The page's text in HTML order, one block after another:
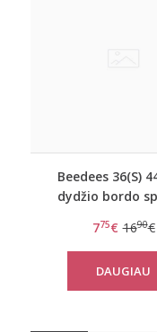
Beedees 36(S)
dydžio bordo
BeeCasual IA
775€ 1690€
DAUGIAU